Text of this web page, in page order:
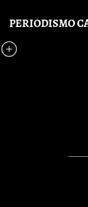
PERIODISMO